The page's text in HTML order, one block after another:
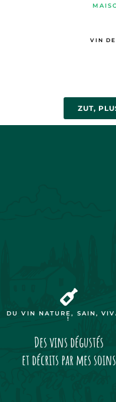
VIN
ZUT,
DU VIN NATURE, SAIN,
!
Des vins dégustés
et décrits par mes soins